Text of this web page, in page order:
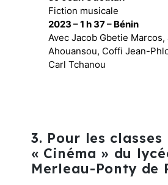
Fiction musicale
2023 – 1 h 37 – Bénin
Avec Jacob Gbetie
Ahouansou, Coffi Jean-
Carl Tchanou
3. Pour les classes
« Cinéma » du
Merleau-Ponty de